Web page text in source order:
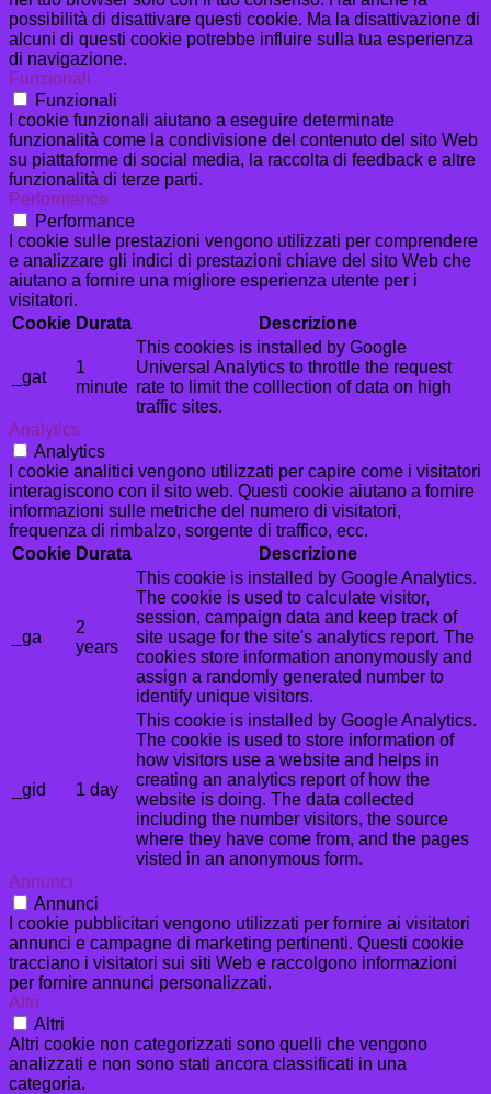
possibilità di disattivare questi cookie. Ma la disattivazione di
alcuni di questi cookie potrebbe influire sulla tua esperienza
di navigazione.
Funzionali
Funzionali
I cookie funzionali aiutano a eseguire determinate
funzionalità come la condivisione del contenuto del sito Web
su piattaforme di social media, la raccolta di feedback e altre
funzionalità di terze parti.
Performance
Performance
I cookie sulle prestazioni vengono utilizzati per comprendere
e analizzare gli indici di prestazioni chiave del sito Web che
aiutano a fornire una migliore esperienza utente per i
visitatori.
Cookie Durata Descrizione
_gat
1
minute
This cookies is installed by Google
Universal Analytics to throttle the request
rate to limit the colllection of data on high
traffic sites.
Analytics
Analytics
I cookie analitici vengono utilizzati per capire come i visitatori
interagiscono con il sito web. Questi cookie aiutano a fornire
informazioni sulle metriche del numero di visitatori,
frequenza di rimbalzo, sorgente di traffico, ecc.
Cookie Durata Descrizione
_ga
2
years
This cookie is installed by Google Analytics.
The cookie is used to calculate visitor,
session, campaign data and keep track of
site usage for the site's analytics report. The
cookies store information anonymously and
assign a randomly generated number to
identify unique visitors.
_gid 1 day
This cookie is installed by Google Analytics.
The cookie is used to store information of
how visitors use a website and helps in
creating an analytics report of how the
website is doing. The data collected
including the number visitors, the source
where they have come from, and the pages
visted in an anonymous form.
Annunci
Annunci
I cookie pubblicitari vengono utilizzati per fornire ai visitatori
annunci e campagne di marketing pertinenti. Questi cookie
tracciano i visitatori sui siti Web e raccolgono informazioni
per fornire annunci personalizzati.
Altri
Altri
Altri cookie non categorizzati sono quelli che vengono
analizzati e non sono stati ancora classificati in una
categoria.